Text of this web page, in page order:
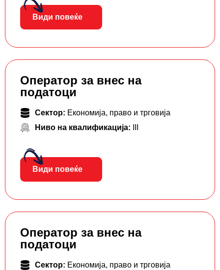
Види повеќе
Оператор за внес на
податоци
Сектор: Економија, право и трговија
Ниво на квалификација:
Види повеќе
Оператор за внес на
податоци
Сектор: Економија, право и трговија